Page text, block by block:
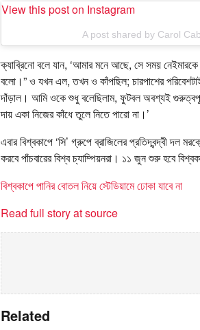
View this post on Instagram
A post shared by Carol
ক্যাব্রিনো বলে যান, ‘আমার মনে আছে, সে সময়
বলো।” ও যখন এল, তখন ও কাঁপছিল; চারপাশের
দাঁড়াল। আমি ওকে শুধু বলেছিলাম, ফুটবল অবশ্যই
দায় একা নিজের কাঁধে তুলে নিতে পারো না।’
এবার বিশ্বকাপে ‘সি’ গ্রুপে ব্রাজিলের প্রতিদ্বন্দ্বী
করবে পাঁচবারের বিশ্ব চ্যাম্পিয়নরা। ১১ জুন শুরু হবে
বিশ্বকাপে পানির বোতল নিয়ে স্টেডিয়ামে ঢোকা যাবে না
Read full story at source
Related